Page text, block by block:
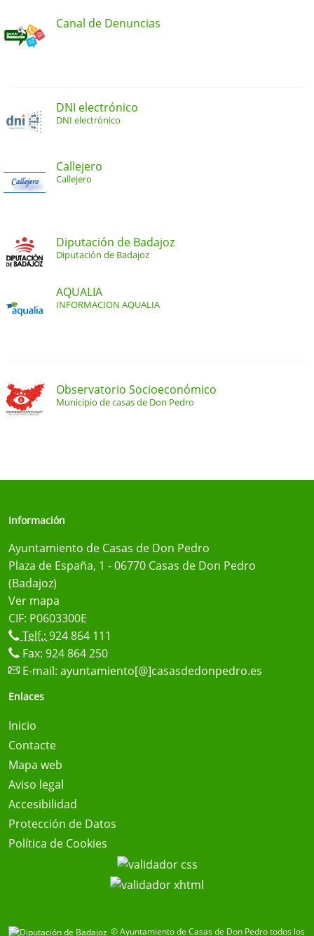
Canal de Denuncias
DNI electrónico
DNI electrónico
Callejero
Callejero
Diputación de Badajoz
Diputación de Badajoz
AQUALIA
INFORMACION AQUALIA
Observatorio Socioeconómico
Municipio de casas de Don Pedro
Información
Ayuntamiento de Casas de Don Pedro
Plaza de España, 1 - 06770 Casas de Don Pedro
(Badajoz)
Ver mapa
CIF: P0603300E
Telf.: 924 864 111
Fax: 924 864 250
E-mail: ayuntamiento[@]casasdedonpedro.es
Enlaces
Inicio
Contacte
Mapa web
Aviso legal
Accesibilidad
Protección de Datos
Política de Cookies
© Ayuntamiento de Casas de Don Pedro todos los